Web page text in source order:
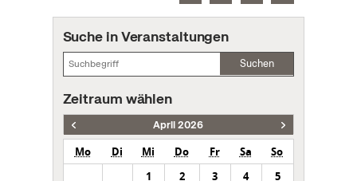
Suche in Veranstaltungen
Suchen
Zeitraum wählen
April 2026
Mo Di Mi Do Fr Sa
So
1
2 3 4
5